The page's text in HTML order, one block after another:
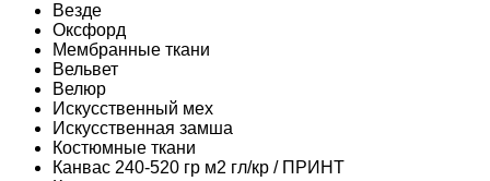
Везде
Оксфорд
Мембранные ткани
Вельвет
Велюр
Искусственный мех
Искусственная замша
Костюмные ткани
Канвас 240-520 гр м2 гл/кр / ПРИНТ